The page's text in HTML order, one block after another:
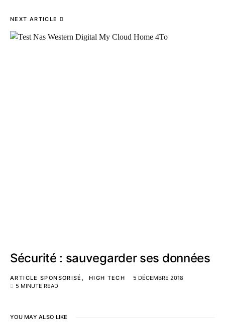
NEXT ARTICLE
Sécurité : sauvegarder ses données
ARTICLE SPONSORISÉ HIGH TECH
5 DÉCEMBRE 2018
5 MINUTE READ
YOU MAY ALSO LIKE